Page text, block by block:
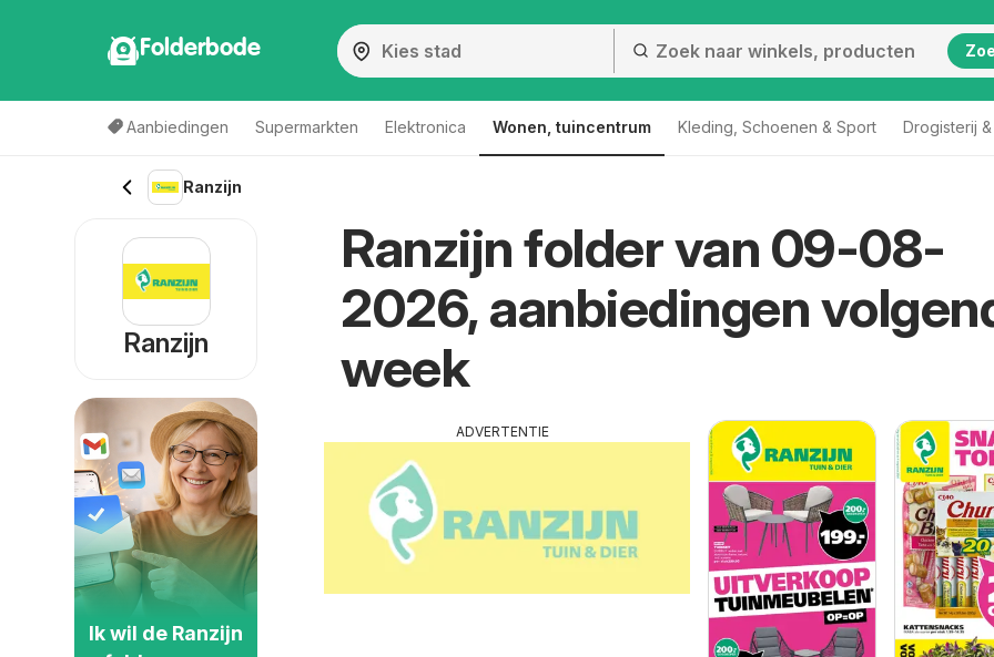
Folderbode
Aanbiedingen Supermarkten Elektronica Wonen, tuincentrum Kleding, Schoenen & Sport Drogisterij
Ranzijn
Ranzijn folder van 09-08-
2026, aanbiedingen
week
ADVERTENTIE
Ranzijn
Ik wil de Ranzijn